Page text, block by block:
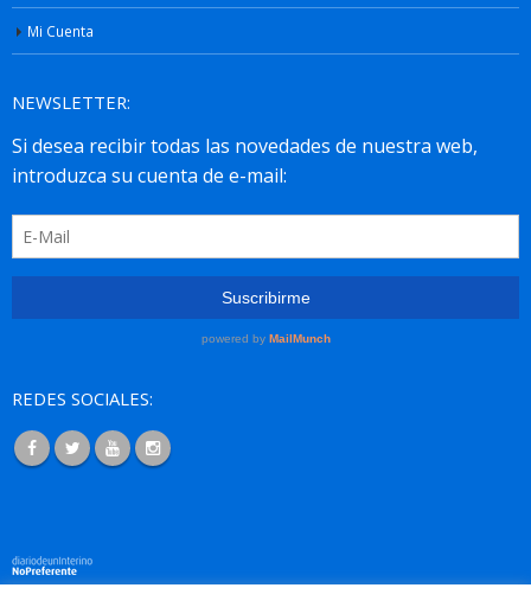
Mi Cuenta
NEWSLETTER:
REDES SOCIALES: